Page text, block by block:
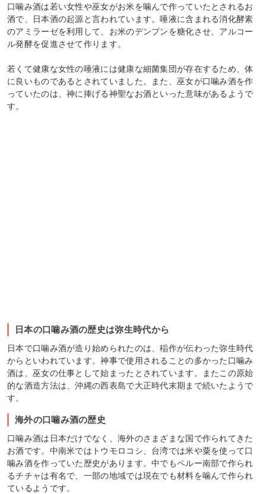
口噛み酒は若い女性や巫女がお米を噛んで作っていたとされるお
酒で、日本酒の起源と言われています。唾液に含まれる消化酵素
のアミラーゼを利用して、お米のデンプンを糖化させ、アルコー
ル発酵を促進させて作ります。
若くて健康な女性の唾液には健康な細菌集団が存在するため、体
に良いものであるとされていました。また、巫女が口噛み酒を作
っていたのは、神に捧げる神聖なお酒といった意味があるようで
す。
日本の口噛み酒の歴史は弥生時代から
日本で口噛み酒が造り始められたのは、稲作が伝わった弥生時代
からといわれています。神事で使用されることの多かった口噛み
酒は、巫女の仕事として始まったとされています。またこの原始
的な酒造方法は、沖縄の西表島で大正時代末期まで続いたようで
す。
海外の口噛み酒の歴史
口噛み酒は日本だけでなく、海外のさまざまな国で作られてきた
お酒です。中南米ではトウモロコシ、台湾では米や粟を使って口
噛み酒を作っていた歴史があります。中でもペルー南部で作られ
るチチャは有名で、一部の地域では現在でも材料を噛んで作られ
ているようです。